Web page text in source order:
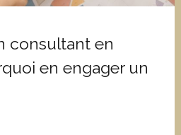
consultant en
en engager un